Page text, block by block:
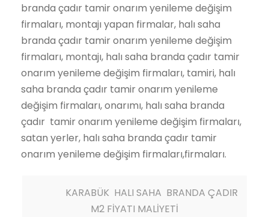
branda çadır tamir onarım yenileme değişim
firmaları, montajı yapan firmalar, halı saha
branda çadır tamir onarım yenileme değişim
firmaları, montajı, halı saha branda çadır tamir
onarım yenileme değişim firmaları, tamiri, halı
saha branda çadır tamir onarım yenileme
değişim firmaları, onarımı, halı saha branda
çadır tamir onarım yenileme değişim firmaları,
satan yerler, halı saha branda çadır tamir
onarım yenileme değişim firmaları,firmaları.
KARABÜK HALI SAHA BRANDA ÇADIR
M2 FİYATI MALİYETİ